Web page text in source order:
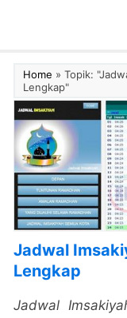
Home » Topik:
Lengkap"
Jadwal
Lengkap
Jadwal